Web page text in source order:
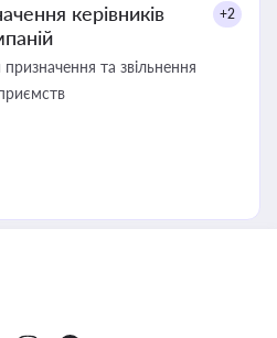
керівників
+2
та звільнення